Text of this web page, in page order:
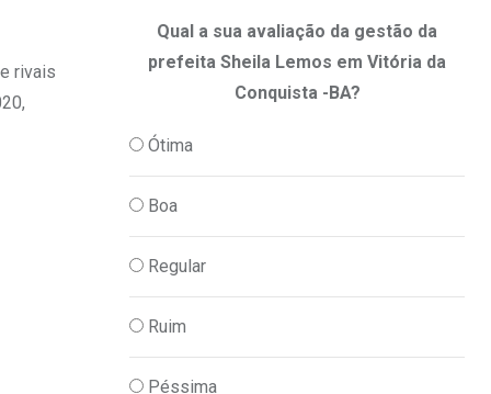
rivais
Qual a sua avaliação da gestão da
prefeita Sheila Lemos em Vitória da
Conquista -BA?
Ótima
Boa
Regular
Ruim
Péssima